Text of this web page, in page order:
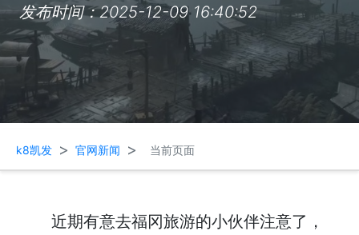
发布时间：2025-12-09 16:40:52
k8凯发 > 官网新闻 > 当前页面
近期有意去福冈旅游的小伙伴注意了，